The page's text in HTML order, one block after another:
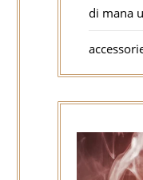
di mana